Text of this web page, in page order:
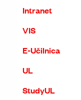
Intranet
VIS
E-Učilnica
UL
StudyUL